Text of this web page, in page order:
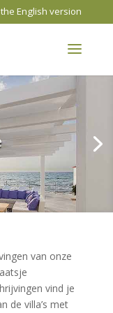
English version
van onze
vind je
de villa’s met